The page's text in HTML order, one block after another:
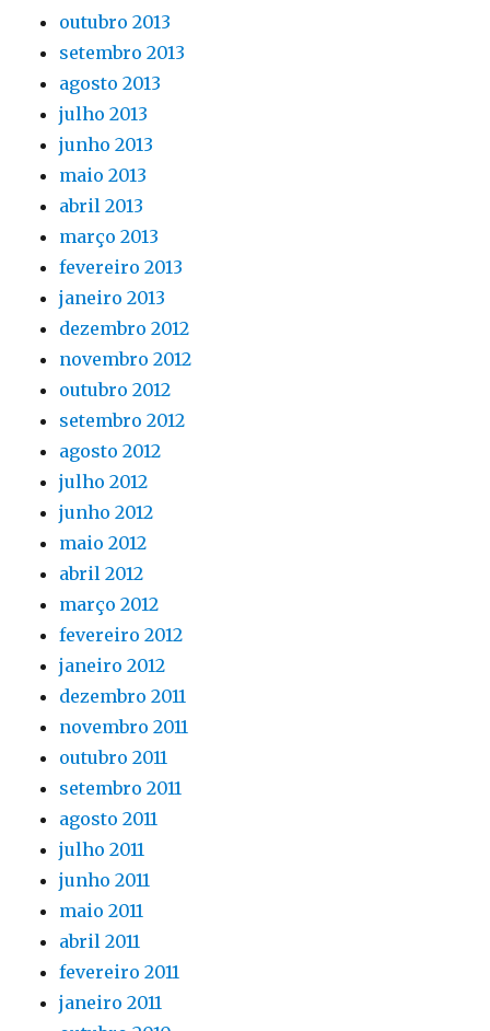
outubro 2013
setembro 2013
agosto 2013
julho 2013
junho 2013
maio 2013
abril 2013
março 2013
fevereiro 2013
janeiro 2013
dezembro 2012
novembro 2012
outubro 2012
setembro 2012
agosto 2012
julho 2012
junho 2012
maio 2012
abril 2012
março 2012
fevereiro 2012
janeiro 2012
dezembro 2011
novembro 2011
outubro 2011
setembro 2011
agosto 2011
julho 2011
junho 2011
maio 2011
abril 2011
fevereiro 2011
janeiro 2011